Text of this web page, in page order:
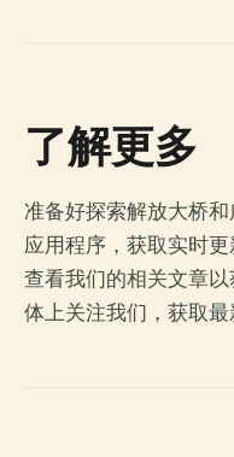
了解更多
准备好探索解放大桥
应用程序，获取实时更
查看我们的相关文章
体上关注我们，获取最